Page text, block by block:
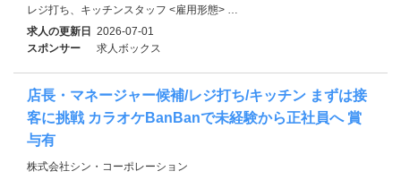
レジ打ち、キッチンスタッフ <雇用形態> …
求人の更新日 2026-07-01
スポンサー
求人ボックス
店長・マネージャー候補/レジ打ち/キッチン まずは接
客に挑戦 カラオケBanBanで未経験から正社員へ 賞
与有
株式会社シン・コーポレーション